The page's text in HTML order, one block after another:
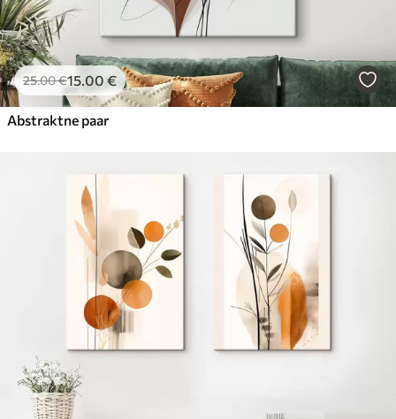
25.00€15.00 €
Abstraktne paar